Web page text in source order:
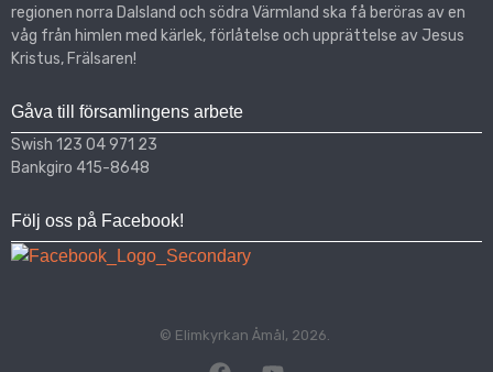
regionen norra Dalsland och södra Värmland ska få beröras av en
våg från himlen med kärlek, förlåtelse och upprättelse av Jesus
Kristus, Frälsaren!
Gåva till församlingens arbete
Swish 123 04 971 23
Bankgiro 415-8648
Följ oss på Facebook!
© Elimkyrkan Åmål, 2026.